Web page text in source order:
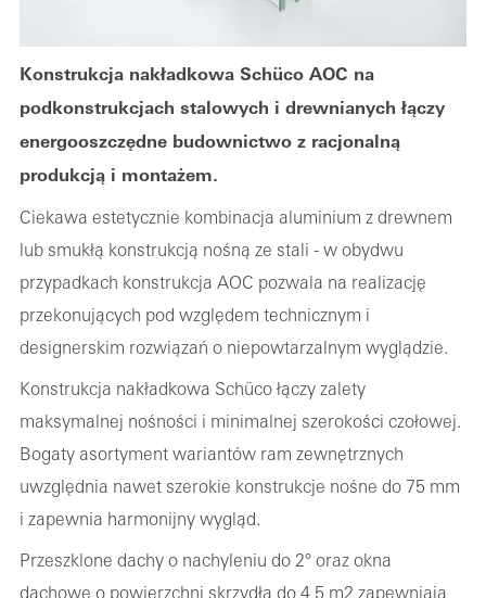
Konstrukcja nakładkowa Schüco AOC na
podkonstrukcjach stalowych i drewnianych łączy
energooszczędne budownictwo z racjonalną
produkcją i montażem.
Ciekawa estetycznie kombinacja aluminium z drewnem
lub smukłą konstrukcją nośną ze stali - w obydwu
przypadkach konstrukcja AOC pozwala na realizację
przekonujących pod względem technicznym i
designerskim rozwiązań o niepowtarzalnym wyglądzie.
Konstrukcja nakładkowa Schüco łączy zalety
maksymalnej nośności i minimalnej szerokości czołowej.
Bogaty asortyment wariantów ram zewnętrznych
uwzględnia nawet szerokie konstrukcje nośne do 75 mm
i zapewnia harmonijny wygląd.
Przeszklone dachy o nachyleniu do 2° oraz okna
dachowe o powierzchni skrzydła do 4,5 m2 zapewniają